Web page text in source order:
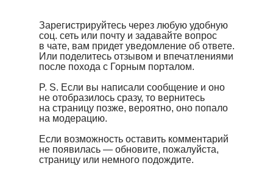
Зарегистрируйтесь через любую удобную
соц. сеть или почту и задавайте вопрос
в чате, вам придет уведомление об ответе.
Или поделитесь отзывом и впечатлениями
после похода с Горным порталом.
P. S. Если вы написали сообщение и оно
не отобразилось сразу, то вернитесь
на страницу позже, вероятно, оно попало
на модерацию.
Если возможность оставить комментарий
не появилась — обновите, пожалуйста,
страницу или немного подождите.